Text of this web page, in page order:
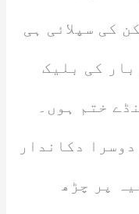
کی سپلائی ہی
کی بلیک
ختم ہوں۔
دکاندار
پر چڑھ